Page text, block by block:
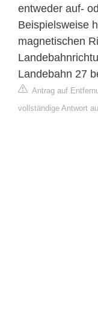
entweder auf-
Beispielsweise
magnetischen
Landebahn 27
Antrag auf
vollständige Antwort